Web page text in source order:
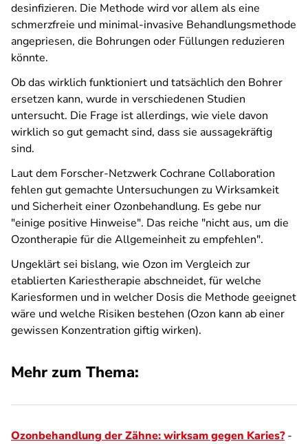
desinfizieren. Die Methode wird vor allem als eine
schmerzfreie und minimal-invasive Behandlungsmethode
angepriesen, die Bohrungen oder Füllungen reduzieren
könnte.
Ob das wirklich funktioniert und tatsächlich den Bohrer
ersetzen kann, wurde in verschiedenen Studien
untersucht. Die Frage ist allerdings, wie viele davon
wirklich so gut gemacht sind, dass sie aussagekräftig
sind.
Laut dem Forscher-Netzwerk Cochrane Collaboration
fehlen gut gemachte Untersuchungen zu Wirksamkeit
und Sicherheit einer Ozonbehandlung. Es gebe nur
"einige positive Hinweise". Das reiche "nicht aus, um die
Ozontherapie für die Allgemeinheit zu empfehlen".
Ungeklärt sei bislang, wie Ozon im Vergleich zur
etablierten Kariestherapie abschneidet, für welche
Kariesformen und in welcher Dosis die Methode geeignet
wäre und welche Risiken bestehen (Ozon kann ab einer
gewissen Konzentration giftig wirken).
Mehr zum Thema:
Ozonbehandlung der Zähne: wirksam gegen Karies?-